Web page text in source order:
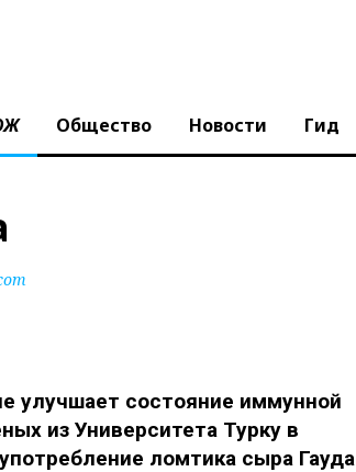
Общество Новости Гид
улучшает состояние иммунной
из Университета Турку в
ломтика сыра Гауда